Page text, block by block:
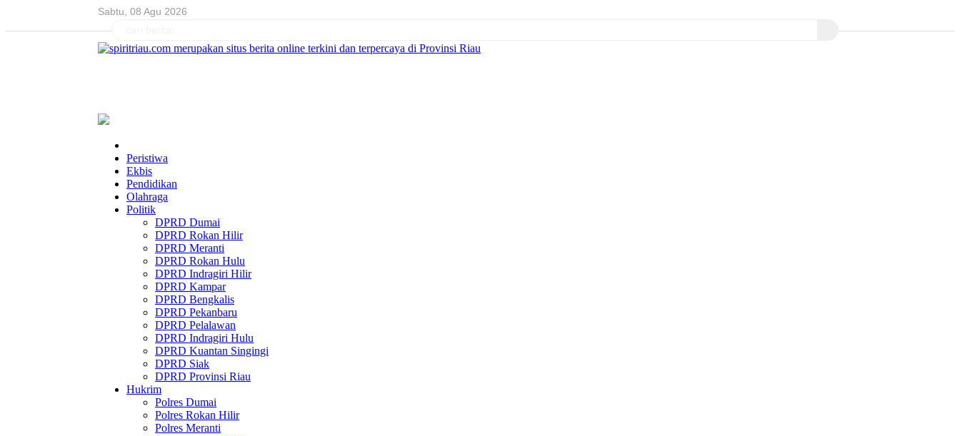
Sabtu, 08 Agu 2026
Peristiwa
Ekbis
Pendidikan
Olahraga
Politik
DPRD Dumai
DPRD Rokan Hilir
DPRD Meranti
DPRD Rokan Hulu
DPRD Indragiri Hilir
DPRD Kampar
DPRD Bengkalis
DPRD Pekanbaru
DPRD Pelalawan
DPRD Indragiri Hulu
DPRD Kuantan Singingi
DPRD Siak
DPRD Provinsi Riau
Hukrim
Polres Dumai
Polres Rokan Hilir
Polres Meranti